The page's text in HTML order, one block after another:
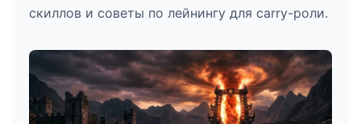
скиллов и советы по лейнингу для carry-роли.